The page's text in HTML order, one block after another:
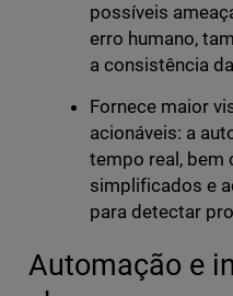
possíveis
erro humano,
a consistência
Fornece maior
acionáveis: a
tempo real, bem
simplificados e
para detectar
Automação e